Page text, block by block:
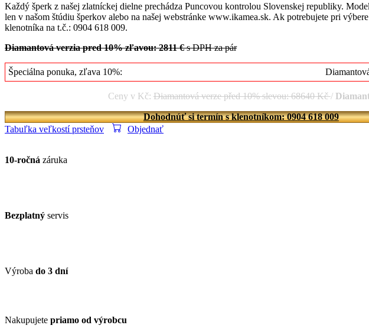
Každý šperk z našej zlatníckej dielne prechádza Puncovou kontrolou Slovenskej republiky.
len v našom štúdiu šperkov alebo na našej webstránke www.ikamea.sk. Ak potrebujete pri
klenotníka na t.č.: 0904 618 009.
Diamantová verzia pred 10% zľavou: 2811 €s DPH za pár
Špeciálna ponuka, zľava 10%:
Ceny v Kč: Diamantová verze před 10% slevou: 68640 Kč/
Dohodnúť si termín s klenotníkom: 0904 618 009
Tabuľka veľkostí prsteňov
Objednať
10-ročná záruka
Bezplatný servis
Výroba do 3 dní
Nakupujete priamo od výrobcu